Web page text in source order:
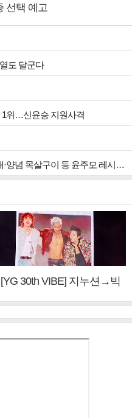
선택 예고
도 달군다
1위…신윤승 지원사격
'편스토랑' 이찬원, 황태해장국·무생채·양념 목살구이 등 윤주모 레시피 섭렵
[YG 30th VIBE] 지누션→빅